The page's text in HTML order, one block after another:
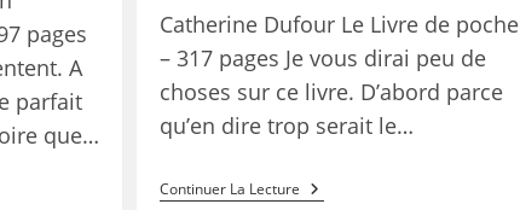
pages
A
parfait
que…
Catherine Dufour Le Livre de poche
– 317 pages Je vous dirai peu de
choses sur ce livre. D’abord parce
qu’en dire trop serait le…
Continuer La Lecture